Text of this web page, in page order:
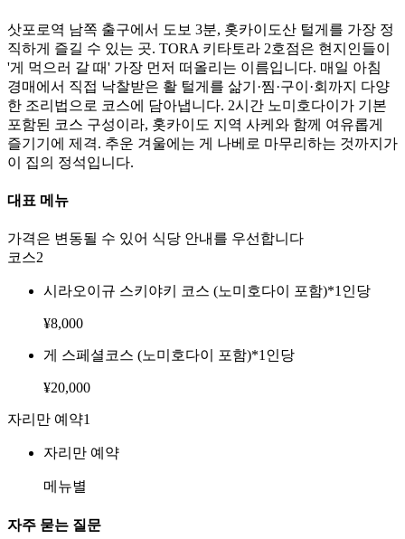
삿포로역 남쪽 출구에서 도보 3분, 홋카이도산 털게를 가장 정
직하게 즐길 수 있는 곳. TORA 키타토라 2호점은 현지인들이
'게 먹으러 갈 때' 가장 먼저 떠올리는 이름입니다. 매일 아침
경매에서 직접 낙찰받은 활 털게를 삶기·찜·구이·회까지 다양
한 조리법으로 코스에 담아냅니다. 2시간 노미호다이가 기본
포함된 코스 구성이라, 홋카이도 지역 사케와 함께 여유롭게
즐기기에 제격. 추운 겨울에는 게 나베로 마무리하는 것까지가
이 집의 정석입니다.
대표 메뉴
가격은 변동될 수 있어 식당 안내를 우선합니다
코스2
시라오이규 스키야키 코스 (노미호다이 포함)*1인당
¥8,000
게 스페셜코스 (노미호다이 포함)*1인당
¥20,000
자리만 예약1
자리만 예약
메뉴별
자주 묻는 질문